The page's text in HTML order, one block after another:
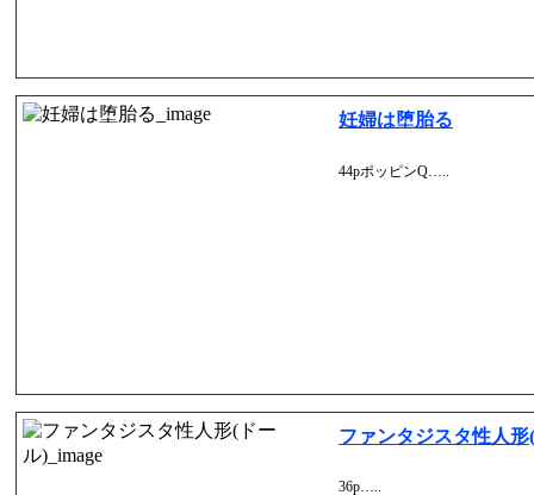
妊婦は堕胎る
44pポッピンQ…..
ファンタジスタ性人形
36p…..